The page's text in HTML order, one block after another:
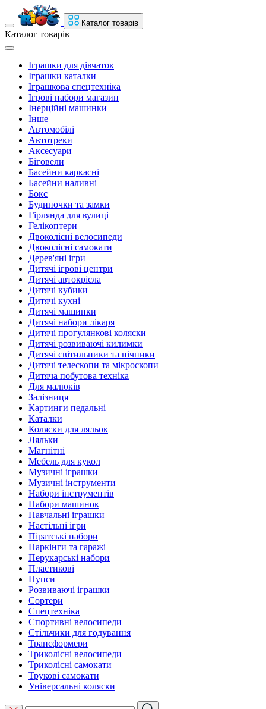
Каталог товарів
Каталог товарів
Іграшки для дівчаток
Іграшки каталки
Іграшкова спецтехніка
Ігрові набори магазин
Інерційні машинки
Інше
Автомобілі
Автотреки
Аксесуари
Біговели
Басейни каркасні
Басейни наливні
Бокс
Будиночки та замки
Гірлянда для вулиці
Гелікоптери
Двоколісні велосипеди
Двоколісні самокати
Дерев'яні ігри
Дитячі ігрові центри
Дитячі автокрісла
Дитячі кубики
Дитячі кухні
Дитячі машинки
Дитячі набори лікаря
Дитячі прогулянкові коляски
Дитячі розвиваючі килимки
Дитячі світильники та нічники
Дитячі телескопи та мікроскопи
Дитяча побутова техніка
Для малюків
Залізниця
Картинги педальні
Каталки
Коляски для ляльок
Ляльки
Магнітні
Мебель для кукол
Музичні іграшки
Музичні інструменти
Набори інструментів
Набори машинок
Навчальні іграшки
Настільні ігри
Піратські набори
Паркінги та гаражі
Перукарські набори
Пластикові
Пупси
Розвиваючі іграшки
Сортери
Спецтехніка
Спортивні велосипеди
Стільчики для годування
Трансформери
Триколісні велосипеди
Триколісні самокати
Трукові самокати
Універсальні коляски